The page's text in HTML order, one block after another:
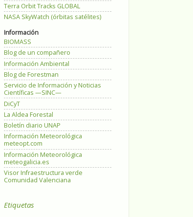
Terra Orbit Tracks GLOBAL
NASA SkyWatch (órbitas satélites)
Información
BIOMASS
Blog de un compañero
Información Ambiental
Blog de Forestman
Servicio de Información y Noticias
Científicas —SINC—
DiCyT
La Aldea Forestal
Boletín diario UNAP
Información Meteorológica
meteopt.com
Información Meteorológica
meteogalicia.es
Visor Infraestructura verde
Comunidad Valenciana
Etiquetas